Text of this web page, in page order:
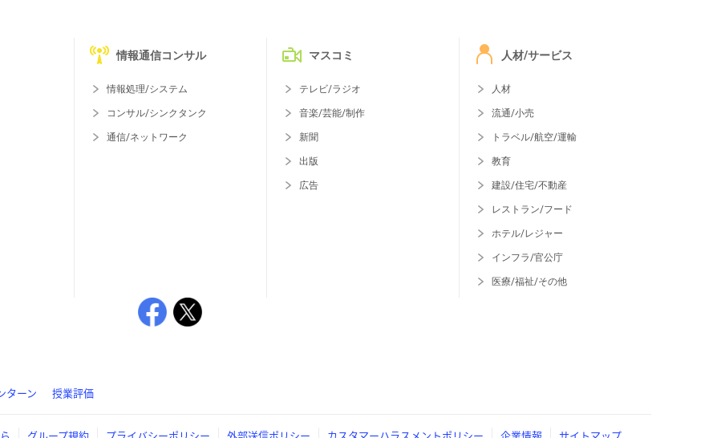
情報通信コンサル
情報処理/システム
コンサル/シンクタンク
通信/ネットワーク
マスコミ
テレビ/ラジオ
音楽/芸能/制作
新聞
出版
広告
人材/サービス
人材
流通/小売
トラベル/航空/運輸
教育
建設/住宅/不動産
レストラン/フード
ホテル/レジャー
インフラ/官公庁
医療/福祉/その他
ターン 授業評価